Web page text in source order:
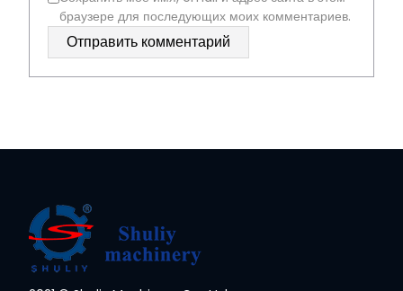
браузере для последующих моих комментариев.